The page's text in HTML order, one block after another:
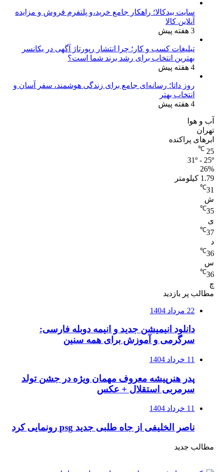
سایت بیدکالا؛ راهکار جامع خرید،و پلتفرم فروش و مزایده
آنلاین کالا
3 هفته پیش
تبلیغات کسب و کار؛ چرا انتشار رپورتاژ آگهی در یکانسر
بهترین انتخاب برای رشد برند شما است؟
4 هفته پیش
روز داتا؛ رسانه‌ای جامع برای زندگی هوشمند، سفر آسان و
انتخاب بهتر
4 هفته پیش
آب و هوا
تهران
ابرهای پراکنده
25
℃
31º - 25º
26%
1.79 کیلومتر
31
℃
ش
35
℃
ی
37
℃
د
36
℃
س
36
℃
چ
مطالب پر بازدید
22 مرداد 1404
دانلود انیمیشن جدید و انیمه دوبله فارسی:
سرگرمی و آموزش برای همه سنین
11 خرداد 1404
پدر هنرپیشه معروف مهمان ویژه در جشن تولد
سرمربی استقلال + عکس
11 خرداد 1404
ناصر الخلیفی از جاه طلبی جدید psg رونمایی کرد
مطالب جدید